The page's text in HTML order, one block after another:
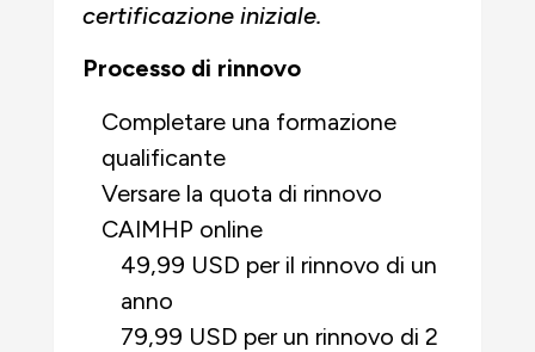
certificazione iniziale.
Processo di rinnovo
Completare una formazione
qualificante
Versare la quota di rinnovo
CAIMHP online
49,99 USD per il rinnovo di un
anno
79,99 USD per un rinnovo di 2